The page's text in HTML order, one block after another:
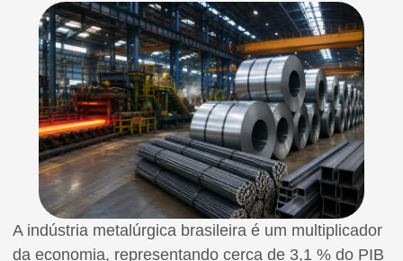
A indústria metalúrgica brasileira é um multiplicador
da economia, representando cerca de 3,1 % do PIB